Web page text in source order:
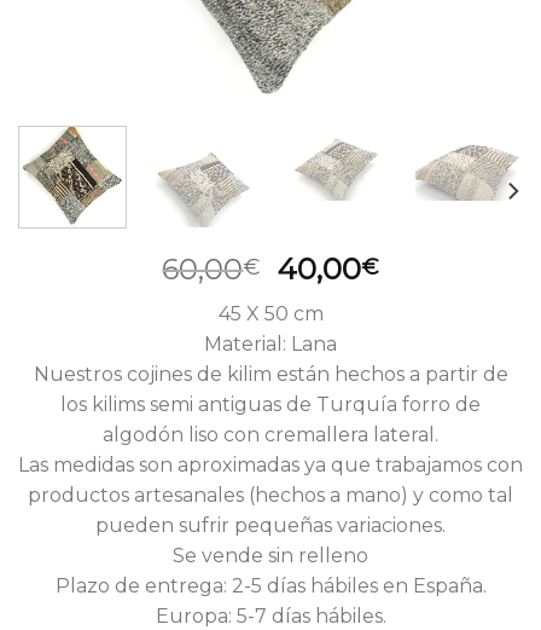
60,00€
El
precio
original
era:
60,00€.
40,00€El
40,00€.
45 X 50 cm
Material: Lana
Nuestros cojines de kilim están hechos a partir de
los kilims semi antiguas de Turquía forro de
algodón liso con cremallera lateral.
Las medidas son aproximadas ya que trabajamos con
productos artesanales (hechos a mano) y como tal
pueden sufrir pequeñas variaciones.
Se vende sin relleno
Plazo de entrega: 2-5 días hábiles en España.
Europa: 5-7 días hábiles.